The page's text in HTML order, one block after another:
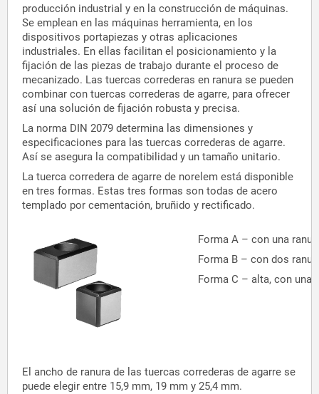
producción industrial y en la construcción de máquinas.
Se emplean en las máquinas herramienta, en los
dispositivos portapiezas y otras aplicaciones
industriales. En ellas facilitan el posicionamiento y la
fijación de las piezas de trabajo durante el proceso de
mecanizado. Las tuercas correderas en ranura se pueden
combinar con tuercas correderas de agarre, para ofrecer
así una solución de fijación robusta y precisa.
La norma DIN 2079 determina las dimensiones y
especificaciones para las tuercas correderas de agarre.
Así se asegura la compatibilidad y un tamaño unitario.
La tuerca corredera de agarre de norelem está disponible
en tres formas. Estas tres formas son todas de acero
templado por cementación, bruñido y rectificado.
Forma A – con una
Forma B – con dos
Forma C – alta, con una
El ancho de ranura de las tuercas correderas de agarre se
puede elegir entre 15,9 mm, 19 mm y 25,4 mm.